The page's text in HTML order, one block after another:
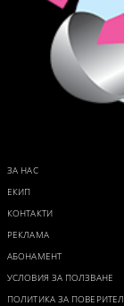
ЗА НАС
ЕКИП
КОНТАКТИ
РЕКЛАМА
АБОНАМЕНТ
УСЛОВИЯ ЗА ПОЛЗВАНЕ
ПОЛИТИКА ЗА